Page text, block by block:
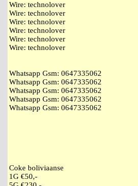
Wire: technolover
Wire: technolover
Wire: technolover
Wire: technolover
Wire: technolover
Wire: technolover
Whatsapp Gsm: ‭0647335062
Whatsapp Gsm: ‭0647335062
Whatsapp Gsm: ‭0647335062
Whatsapp Gsm: ‭0647335062
Whatsapp Gsm: ‭0647335062
Coke boliviaanse
1G €50,-